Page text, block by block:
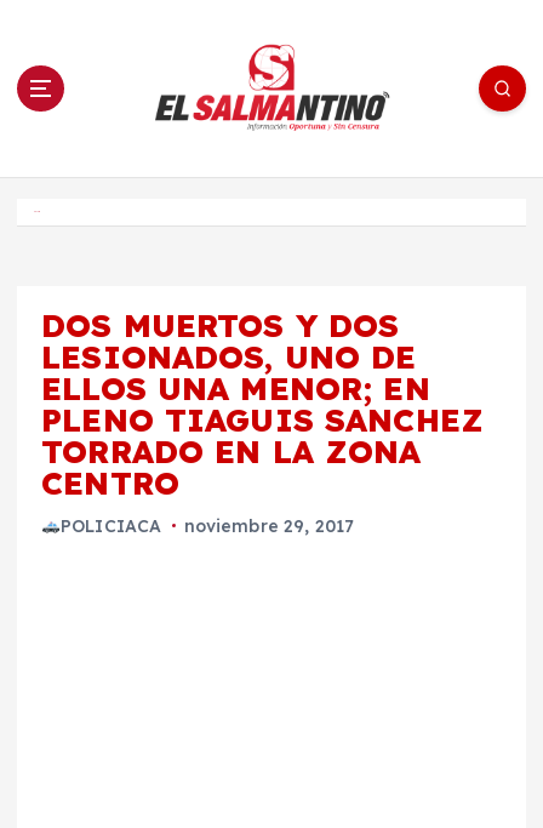
n El Salmantino - medios/noticias/editorial
DOS MUERTOS Y DOS
LESIONADOS, UNO DE
ELLOS UNA MENOR; EN
PLENO TIAGUIS SANCHEZ
TORRADO EN LA ZONA
CENTRO
POLICIACA noviembre 29, 2017